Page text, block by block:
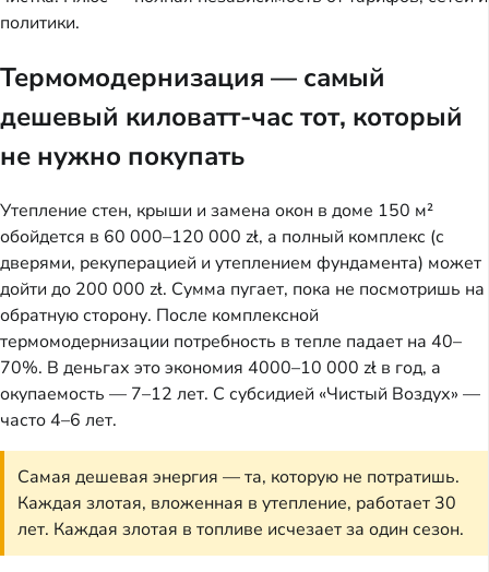
политики.
Термомодернизация — самый
дешевый киловатт-час тот, который
не нужно покупать
Утепление стен, крыши и замена окон в доме 150 м²
обойдется в 60 000–120 000 zł, а полный комплекс (с
дверями, рекуперацией и утеплением фундамента) может
дойти до 200 000 zł. Сумма пугает, пока не посмотришь на
обратную сторону. После комплексной
термомодернизации потребность в тепле падает на 40–
70%. В деньгах это экономия 4000–10 000 zł в год, а
окупаемость — 7–12 лет. С субсидией «Чистый Воздух» —
часто 4–6 лет.
Самая дешевая энергия — та, которую не потратишь.
Каждая злотая, вложенная в утепление, работает 30
лет. Каждая злотая в топливе исчезает за один сезон.